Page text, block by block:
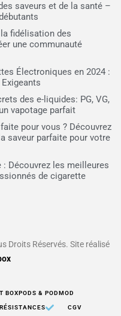
saveurs et de la santé –
fidélisation des
une communauté
Électroniques en 2024 :
des e-liquides: PG, VG,
vapotage parfait
pour vous ? Découvrez
saveur parfaite pour votre
: Découvrez les meilleures
de cigarette
Droits Réservés. Site réalisé
BOXPODS & PODMOD
RÉSISTANCES CGV